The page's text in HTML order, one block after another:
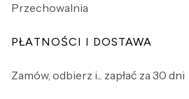
Przechowalnia
PŁATNOŚCI I DOSTAWA
Zamów, odbierz i... zapłać za 30 dni